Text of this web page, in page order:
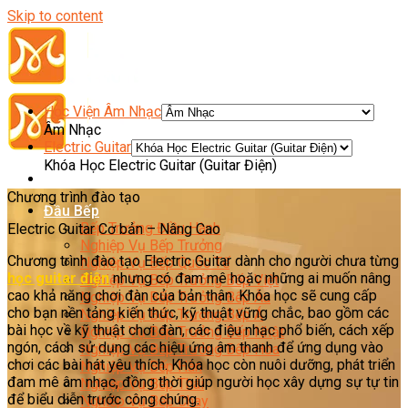
CHỈ TỪ 81.000Đ/BUỔI
Đăng ký để nhận thông tin tư vấn từ Hướng
Nghiệp Á Âu
Bạn quan tâm đến khóa nào?
Violin
Piano
Skip to content
Đầu Bếp
Bếp Trưởng Điều Hành
Nghiệp Vụ Bếp Trưởng
Nghiệp Vụ Bếp Quốc Tế
Nghiệp Vụ Bếp Trưởng Bếp Việt
Nghiệp Vụ Bếp Trưởng Bếp Âu
Nghiệp Vụ Bếp Trưởng Bếp Á
Nghiệp Vụ Bếp Trưởng Bếp Nhật
Nghiệp Vụ Bếp Trưởng Bếp Hoa
Nghiệp Vụ Bếp Hàn
Nghiệp Vụ Bếp Thái
Nghiệp Vụ Bếp Chay
Học Viện Âm Nhạc
Âm Nhạc
Electric Guitar
Khóa Học Electric Guitar (Guitar Điện)
Chương trình đào tạo
Electric Guitar Cơ bản – Nâng Cao
Chương trình đào tạo Electric Guitar dành cho người chưa từng
học guitar điệnnhưng có đam mê hoặc những ai muốn nâng
cao khả năng chơi đàn của bản thân. Khóa học sẽ cung cấp
cho bạn nền tảng kiến thức, kỹ thuật vững chắc, bao gồm các
bài học về kỹ thuật chơi đàn, các điệu nhạc phổ biến, cách xếp
ngón, cách sử dụng các hiệu ứng âm thanh để ứng dụng vào
chơi các bài hát yêu thích. Khóa học còn nuôi dưỡng, phát triển
đam mê âm nhạc, đồng thời giúp người học xây dựng sự tự tin
để biểu diễn trước công chúng.